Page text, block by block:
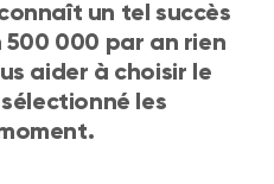
un tel succès
500 000 par an rien
aider à choisir le
les